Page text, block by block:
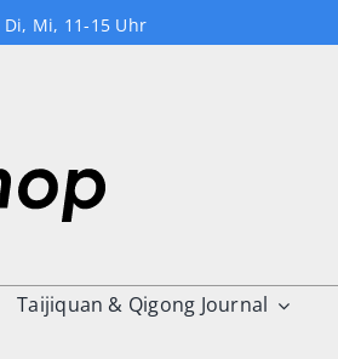
Di, Mi, 11-15 Uhr
Taijiquan & Qigong Journal